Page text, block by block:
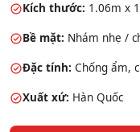
Kích thước: 1.06m x
Bề mặt: Nhám nhẹ /
Đặc tính: Chống ẩm,
Xuất xứ: Hàn Quốc